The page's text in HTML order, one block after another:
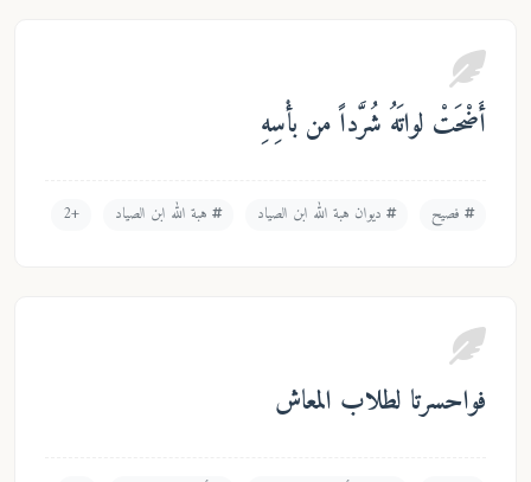
شُرَّداً من بأْسِهِ
ديوان هبة الله ابن الصياد هبة الله ابن الصياد +2
المعاش